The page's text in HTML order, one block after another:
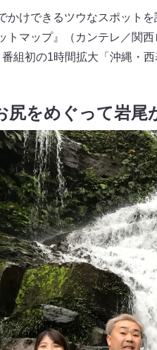
かけできるツウなスポット
トマップ』（カンテレ／関
組初の1時間拡大「沖縄・
尻をめぐって岩尾